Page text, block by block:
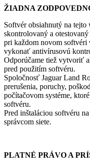
ŽIADNA
Softvér obsiahnutý na
skontrolovaný a
pri každom novom softvéri
vykonať antivírusovú
Odporúčame tiež vytvoriť
pred použitím softvéru.
Spoločnosť Jaguar Land
prerušenia, poruchy,
počítačovom systéme,
softvéru.
Pred inštaláciou softvéru
správcom siete.
PLATNÉ PRÁVO A